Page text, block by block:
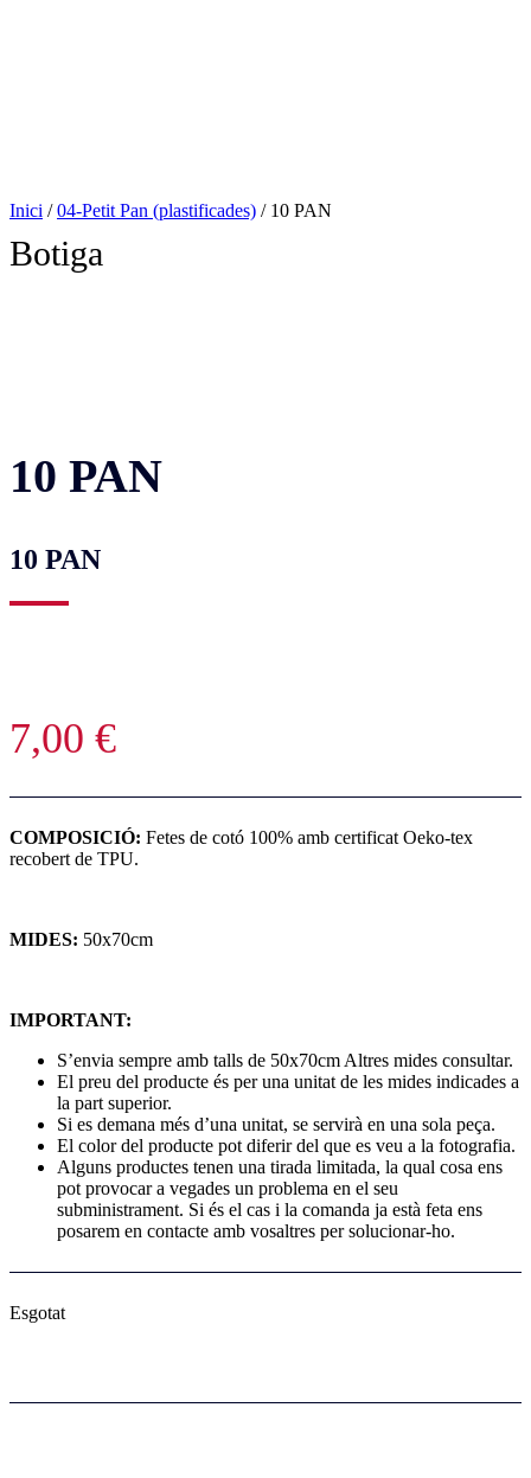
Botiga
Inici /04-Petit Pan (plastificades) / 10 PAN
10 PAN
10 PAN
7,00 €
COMPOSICIÓ: Fetes de cotó 100% amb certificat Oeko-tex
recobert de TPU.
MIDES: 50x70cm
IMPORTANT:
S’envia sempre amb talls de 50x70cm Altres mides consultar.
El preu del producte és per una unitat de les mides indicades a
la part superior.
Si es demana més d’una unitat, se servirà en una sola peça.
El color del producte pot diferir del que es veu a la fotografia.
Alguns productes tenen una tirada limitada, la qual cosa ens
pot provocar a vegades un problema en el seu
subministrament. Si és el cas i la comanda ja està feta ens
posarem en contacte amb vosaltres per solucionar-ho.
Esgotat